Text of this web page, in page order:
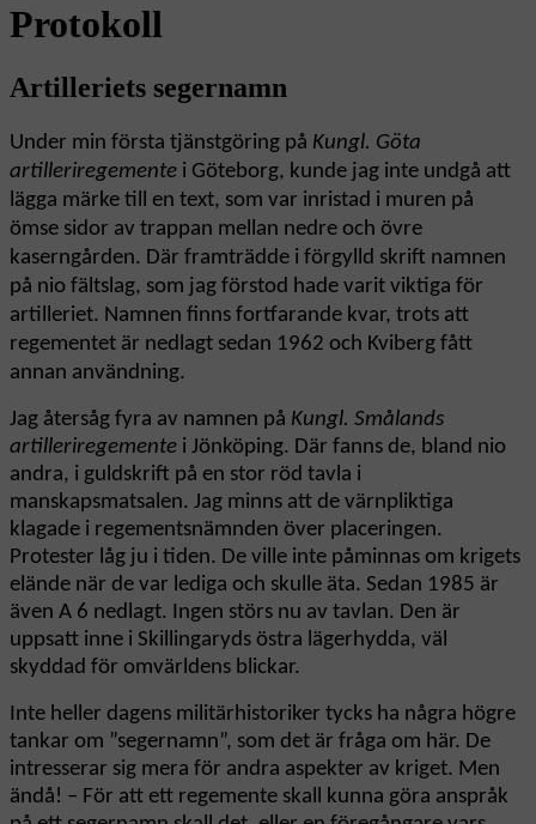
Protokoll
Artilleriets segernamn
Under min första tjänstgöring på Kungl. Göta
artilleriregemente i Göteborg, kunde jag inte undgå att
lägga märke till en text, som var inristad i muren på
ömse sidor av trappan mellan nedre och övre
kaserngården. Där framträdde i förgylld skrift namnen
på nio fältslag, som jag förstod hade varit viktiga för
artilleriet. Namnen finns fortfarande kvar, trots att
regementet är nedlagt sedan 1962 och Kviberg fått
annan användning.
Jag återsåg fyra av namnen på Kungl. Smålands
artilleriregemente i Jönköping. Där fanns de, bland nio
andra, i guldskrift på en stor röd tavla i
manskapsmatsalen. Jag minns att de värnpliktiga
klagade i regementsnämnden över placeringen.
Protester låg ju i tiden. De ville inte påminnas om krigets
elände när de var lediga och skulle äta. Sedan 1985 är
även A 6 nedlagt. Ingen störs nu av tavlan. Den är
uppsatt inne i Skillingaryds östra lägerhydda, väl
skyddad för omvärldens blickar.
Inte heller dagens militärhistoriker tycks ha några högre
tankar om ”segernamn”, som det är fråga om här. De
intresserar sig mera för andra aspekter av kriget. Men
ändå! – För att ett regemente skall kunna göra anspråk